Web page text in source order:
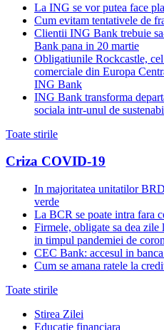
La ING se vor putea face
Cum evitam tentativele de
Clientii ING Bank trebuie
Bank pana in 20 martie
Obligatiunile Rockcastle,
comerciale din Europa
ING Bank
ING Bank transforma
sociala intr-unul de
Toate stirile
Criza COVID-19
In majoritatea unitatilor
verde
La BCR se poate intra fara
Firmele, obligate sa dea
in timpul pandemiei de
CEC Bank: accesul in
Cum se amana ratele la
Toate stirile
Stirea Zilei
Educatie financiara